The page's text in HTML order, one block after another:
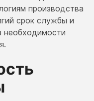
производства
срок службы и
необходимости